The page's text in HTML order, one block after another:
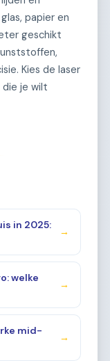
papier en
geschikt
Kies de laser
je wilt
in 2025:
→
welke
→
mid-
→